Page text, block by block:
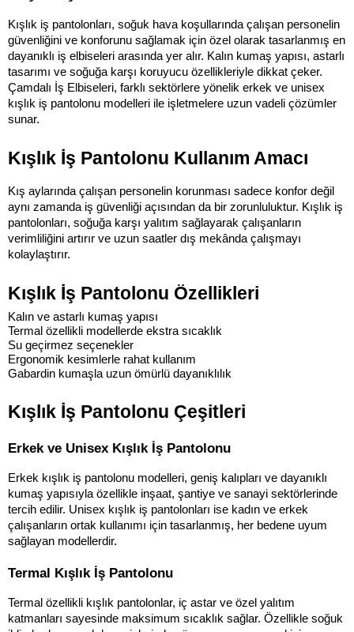
Kışlık iş pantolonları, soğuk hava koşullarında çalışan personelin
güvenliğini ve konforunu sağlamak için özel olarak tasarlanmış en
dayanıklı iş elbiseleri arasında yer alır. Kalın kumaş yapısı, astarlı
tasarımı ve soğuğa karşı koruyucu özellikleriyle dikkat çeker.
Çamdalı İş Elbiseleri, farklı sektörlere yönelik erkek ve unisex
kışlık iş pantolonu modelleri ile işletmelere uzun vadeli çözümler
sunar.
Kışlık İş Pantolonu Kullanım Amacı
Kış aylarında çalışan personelin korunması sadece konfor değil
aynı zamanda iş güvenliği açısından da bir zorunluluktur. Kışlık iş
pantolonları, soğuğa karşı yalıtım sağlayarak çalışanların
verimliliğini artırır ve uzun saatler dış mekânda çalışmayı
kolaylaştırır.
Kışlık İş Pantolonu Özellikleri
Kalın ve astarlı kumaş yapısı
Termal özellikli modellerde ekstra sıcaklık
Su geçirmez seçenekler
Ergonomik kesimlerle rahat kullanım
Gabardin kumaşla uzun ömürlü dayanıklılık
Kışlık İş Pantolonu Çeşitleri
Erkek ve Unisex Kışlık İş Pantolonu
Erkek kışlık iş pantolonu modelleri, geniş kalıpları ve dayanıklı
kumaş yapısıyla özellikle inşaat, şantiye ve sanayi sektörlerinde
tercih edilir. Unisex kışlık iş pantolonları ise kadın ve erkek
çalışanların ortak kullanımı için tasarlanmış, her bedene uyum
sağlayan modellerdir.
Termal Kışlık İş Pantolonu
Termal özellikli kışlık pantolonlar, iç astar ve özel yalıtım
katmanları sayesinde maksimum sıcaklık sağlar. Özellikle soğuk